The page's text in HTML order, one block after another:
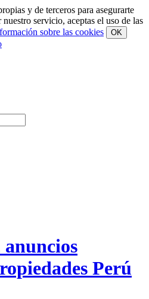
y de terceros para asegurarte
servicio, aceptas el uso de las
sobre las cookies OK
anuncios
Perú